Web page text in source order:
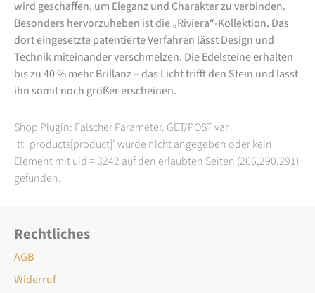
wird geschaffen, um Eleganz und Charakter zu verbinden.
Besonders hervorzuheben ist die „Riviera“-Kollektion. Das
dort eingesetzte patentierte Verfahren lässt Design und
Technik miteinander verschmelzen. Die Edelsteine erhalten
bis zu 40 % mehr Brillanz – das Licht trifft den Stein und lässt
ihn somit noch größer erscheinen.
Shop Plugin: Falscher Parameter. GET/POST var
'tt_products[product]' wurde nicht angegeben oder kein
Element mit uid = 3242 auf den erlaubten Seiten (266,290,291)
gefunden.
Rechtliches
AGB
Widerruf